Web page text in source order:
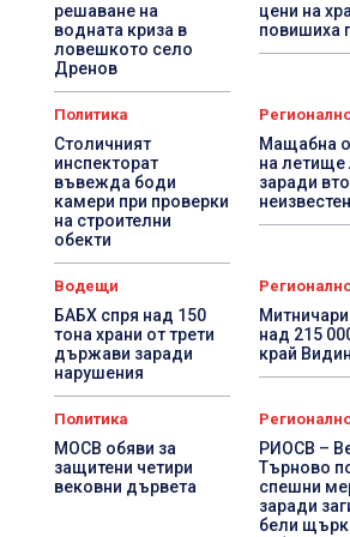
решаване на
водната криза в
ловешкото село
Дренов
цени на
повишиха
Политика
Столичният
инспекторат
въвежда боди
камери при проверки
на строителни
обекти
Мащабна
на летище
заради
Водещи
БАБХ спря над 150
тона храни от трети
държави заради
нарушения
над 215
край Видин
Политика
МОСВ обяви за
защитени четири
вековни дървета
РИОСВ –
Търново
спешни
заради
бели